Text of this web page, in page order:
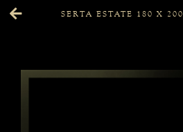
SERTA ESTATE 180 X 200